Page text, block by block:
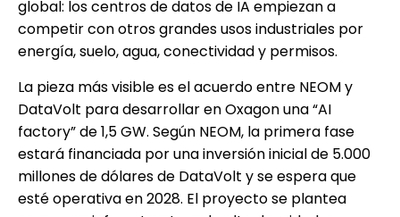
global: los centros de datos de IA empiezan a
competir con otros grandes usos industriales por
energía, suelo, agua, conectividad y permisos.
La pieza más visible es el acuerdo entre NEOM y
DataVolt para desarrollar en Oxagon una “AI
factory” de 1,5 GW. Según NEOM, la primera fase
estará financiada por una inversión inicial de 5.000
millones de dólares de DataVolt y se espera que
esté operativa en 2028. El proyecto se plantea